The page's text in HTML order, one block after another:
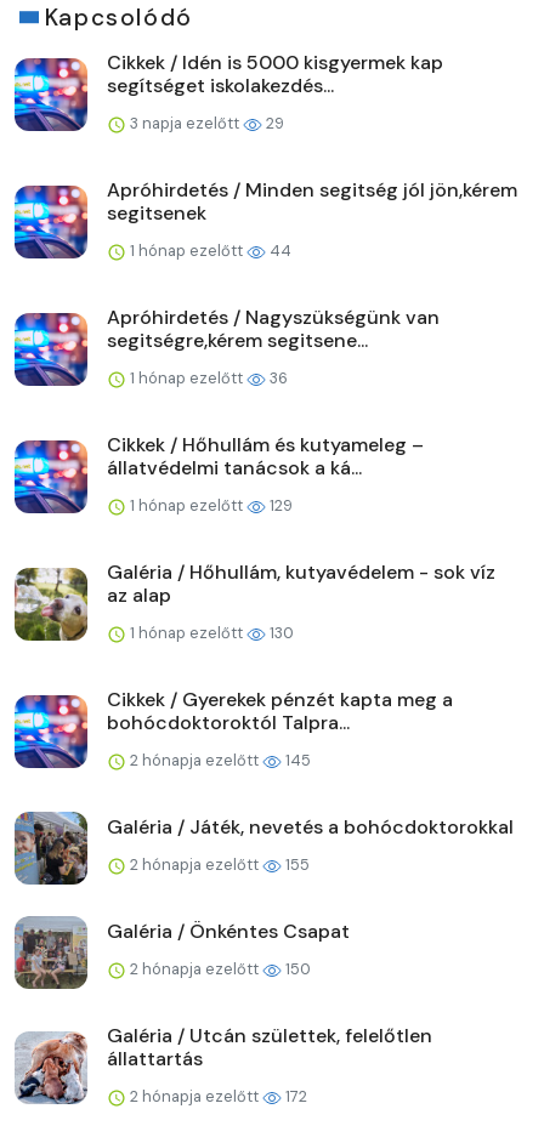
Kapcsolódó
Cikkek / Idén is 5000 kisgyermek kap
segítséget iskolakezdés...
3 napja ezelőtt 29
Apróhirdetés / Minden segitség jól jön,kérem
segitsenek
1 hónap ezelőtt 44
Apróhirdetés / Nagyszükségünk van
segitségre,kérem segitsene...
1 hónap ezelőtt 36
Cikkek / Hőhullám és kutyameleg –
állatvédelmi tanácsok a ká...
1 hónap ezelőtt 129
Galéria / Hőhullám, kutyavédelem - sok víz
az alap
1 hónap ezelőtt 130
Cikkek / Gyerekek pénzét kapta meg a
bohócdoktoroktól Talpra...
2 hónapja ezelőtt 145
Galéria / Játék, nevetés a bohócdoktorokkal
2 hónapja ezelőtt 155
Galéria / Önkéntes Csapat
2 hónapja ezelőtt 150
Galéria / Utcán születtek, felelőtlen
állattartás
2 hónapja ezelőtt 172